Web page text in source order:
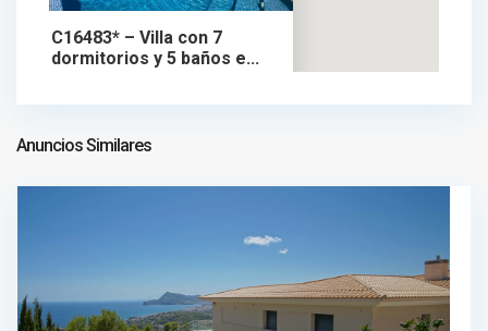
1.990.000 €
C16483* – Villa con 7
dormitorios y 5 baños e...
1.990.000 €
Anuncios Similares